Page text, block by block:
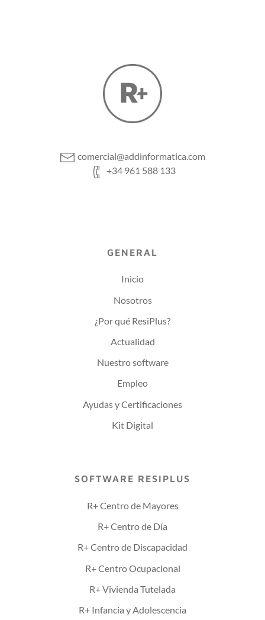
comercial@addinformatica.com
+34 961 588 133
GENERAL
Inicio
Nosotros
¿Por qué ResiPlus?
Actualidad
Nuestro software
Empleo
Ayudas y Certificaciones
Kit Digital
SOFTWARE RESIPLUS
R+ Centro de Mayores
R+ Centro de Día
R+ Centro de Discapacidad
R+ Centro Ocupacional
R+ Vivienda Tutelada
R+ Infancia y Adolescencia